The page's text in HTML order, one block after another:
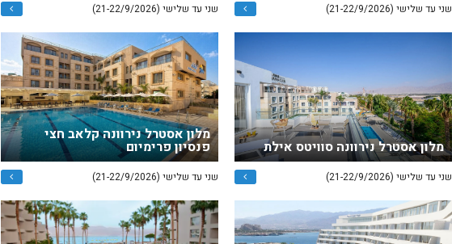
שני עד שלישי (21-22/9/2026) שני עד שלישי (21-22/9/2026)
מלון אסטרל נירוונה סוויטס אילת
שני עד שלישי (21-22/9/2026)
מלון אסטרל נירוונה קלאב חצי
פנסיון פרימיום
שני עד שלישי (21-22/9/2026)